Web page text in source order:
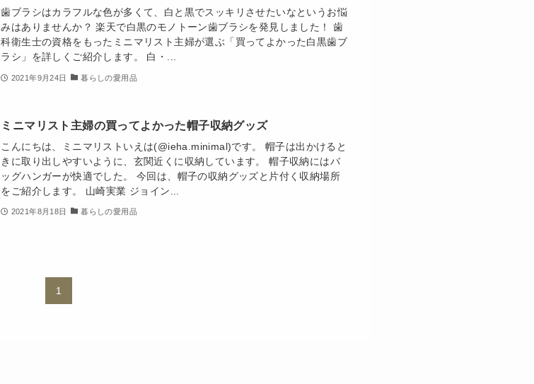
歯ブラシはカラフルな色が多くて、白と黒でスッキリさせたいなというお悩
みはありませんか？ 楽天で白黒のモノトーン歯ブラシを発見しました！ 歯
科衛生士の資格をもったミニマリスト主婦が選ぶ「買ってよかった白黒歯ブ
ラシ」を詳しくご紹介します。 白・...
2021年9月24日 暮らしの愛用品
ミニマリスト主婦の買ってよかった帽子収納グッズ
こんにちは、ミニマリストいえは(@ieha.minimal)です。 帽子は出かけると
きに取り出しやすいように、玄関近くに収納しています。 帽子収納にはバ
ッグハンガーが快適でした。 今回は、帽子の収納グッズと片付く収納場所
をご紹介します。 山崎実業 ジョイン...
2021年8月18日 暮らしの愛用品
1